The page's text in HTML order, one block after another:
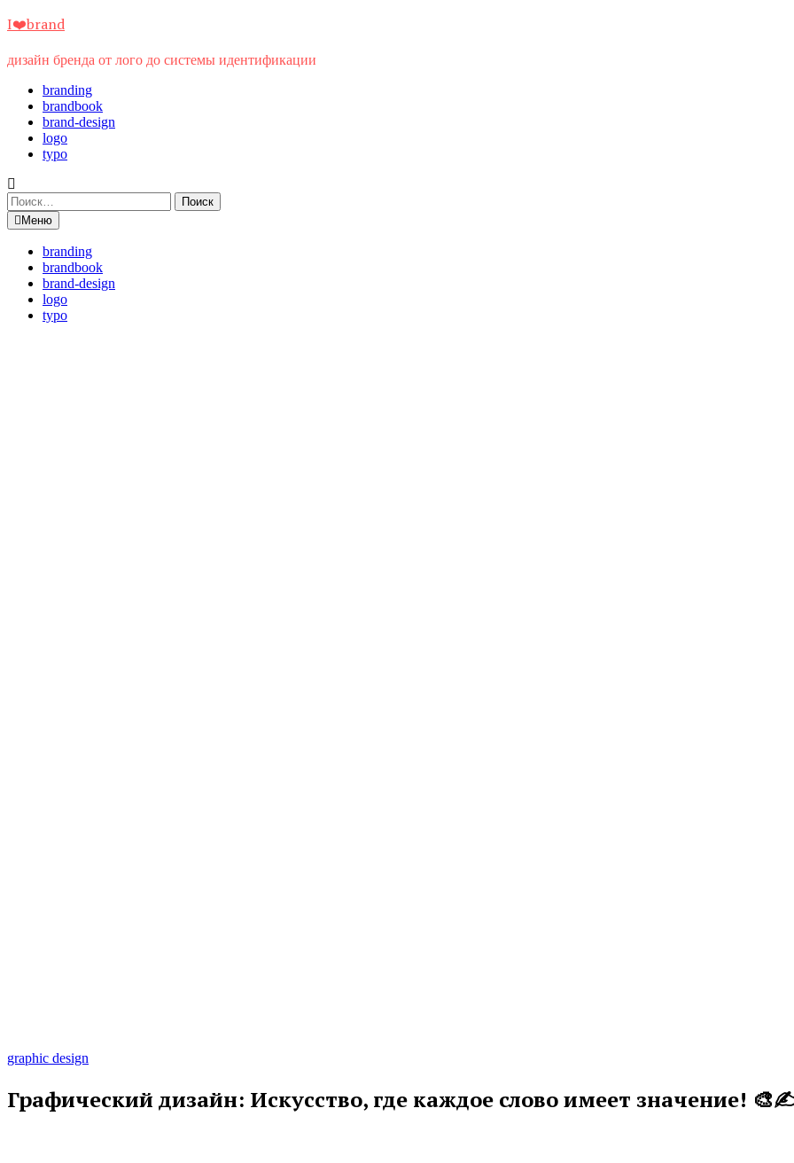
Перейти
содержимому
I❤️brand
дизайн бренда от лого до системы идентификации
branding
brandbook
brand-design
logo
typo
Найти:
Меню
branding
brandbook
brand-design
logo
typo
graphic design
Графический дизайн: Искусство, где каждое слово имеет значение!